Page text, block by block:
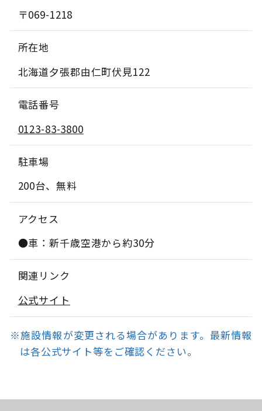
〒069-1218
所在地
北海道夕張郡由仁町伏見122
電話番号
0123-83-3800
駐車場
200台、無料
アクセス
●車：新千歳空港から約30分
関連リンク
公式サイト
※施設情報が変更される場合があります。最新情報
は各公式サイト等をご確認ください。